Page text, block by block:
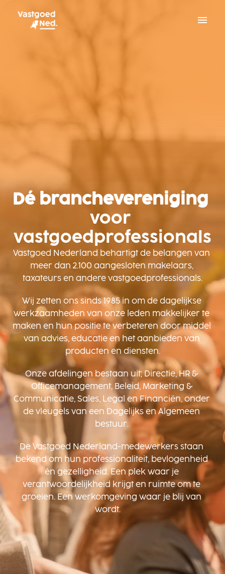
naar
content
Homepagina
voor
vastgoedprofessionals
Vastgoed Nederland behartigt de belangen van
meer dan 2.100 aangesloten makelaars,
taxateurs en andere vastgoedprofessionals.
Wij zetten ons sinds 1985 in om de dagelijkse
werkzaamheden van onze leden makkelijker te
maken en hun positie te verbeteren door middel
van advies, educatie en het aanbieden van
producten en diensten.
Onze afdelingen bestaan uit; Directie, HR &
Officemanagement, Beleid, Marketing &
Communicatie, Sales, Legal en Financiën, onder
de vleugels van een Dagelijks en Algemeen
bestuur.
De Vastgoed Nederland-medewerkers staan
bekend om hun professionaliteit, bevlogenheid
én gezelligheid. Een plek waar je
verantwoordelijkheid krijgt en ruimte om te
groeien. Een werkomgeving waar je blij van
wordt.